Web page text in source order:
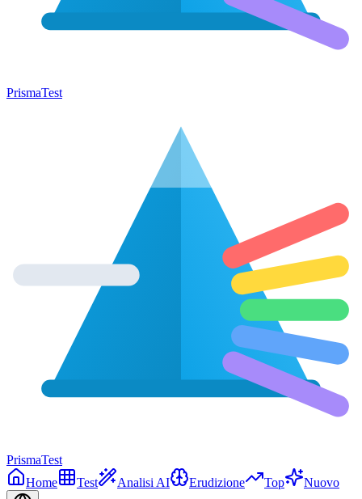
PrismaTest
PrismaTest
Home
Test Analisi AI Erudizione Top Nuovo